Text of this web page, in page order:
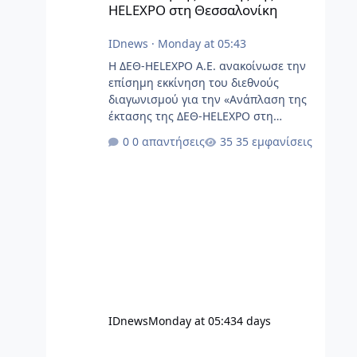
HELEXPO στη Θεσσαλονίκη
IDnews · Monday at 05:43
Η ΔΕΘ-HELEXPO Α.Ε. ανακοίνωσε την
επίσημη εκκίνηση του διεθνούς
διαγωνισμού για την «Ανάπλαση της
έκτασης της ΔΕΘ-HELEXPO στη
Θεσσαλονίκη», ενός έργου μείζονος
αναπτυξιακής προοπτικής για τη
συνεργασίας με τον Δήμο
Θεσσαλονίκης και
0 απαντήσεις 35 εμφανίσεις
IDnewsMonday at 05:434 days